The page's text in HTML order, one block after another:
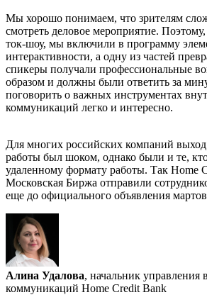
Мы хорошо понимаем, что зрителям
смотреть деловое мероприятие.
ток-шоу, мы включили в программу
интерактивности, а одну из частей
спикеры получали профессиональные
образом и должны были ответить за
поговорить о важных инструментах
коммуникаций легко и интересно.
Для многих российских компаний
работы был шоком, однако были и те,
удаленному формату работы. Так Home
Московская Биржа отправили
еще до официального объявления
Алина Удалова, начальник управления
коммуникаций Home Credit Bank